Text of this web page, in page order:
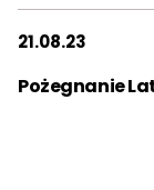
Pożegnanie
21.08.23